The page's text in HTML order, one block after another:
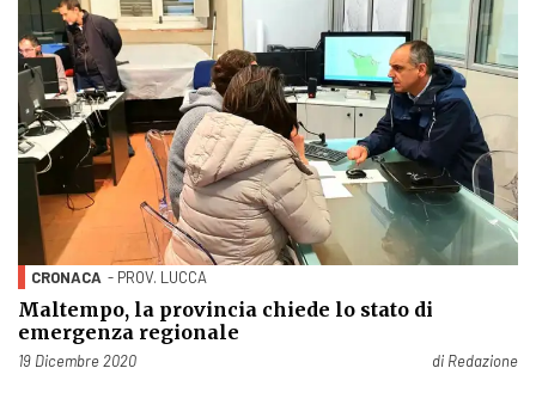
CRONACA - PROV. LUCCA
Maltempo, la provincia chiede lo stato di
emergenza regionale
Pubblicato il
19 Dicembre 2020 di Redazione